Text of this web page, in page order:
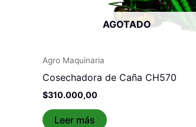
AGOTADO
Agro Maquinaria
Cosechadora de Caña CH570
$310.000,00
Leer más